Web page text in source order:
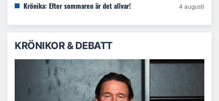
Krönika: Efter sommaren är det allvar! 4 augusti
KRÖNIKOR & DEBATT